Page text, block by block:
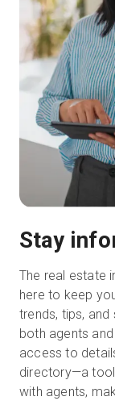
Stay
The real estate
here to keep
trends, tips,
both agents
access to
directory—a
with agents,